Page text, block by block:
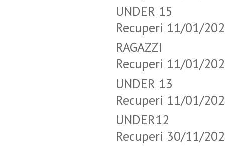
UNDER
Recuperi 11/01/
RAGAZZI
Recuperi 11/01/
UNDER
Recuperi 11/01/
Recuperi 30/11/